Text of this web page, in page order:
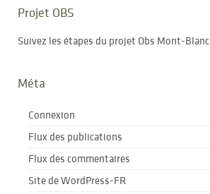
Projet OBS
Suivez les étapes du projet Obs Mont-Blanc
Méta
Connexion
Flux des publications
Flux des commentaires
Site de WordPress-FR